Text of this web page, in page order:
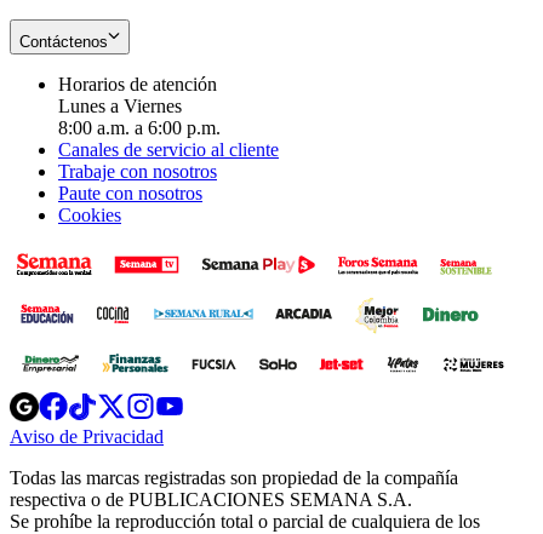
Contáctenos
Horarios de atención
Lunes a Viernes
8:00 a.m. a 6:00 p.m.
Canales de servicio al cliente
Trabaje con nosotros
Paute con nosotros
Cookies
Opens
in
new
Opens
in
new
Opens
in
new
window
Opens
new
windowwindow
Aviso de Privacidad
new
window
Todas las marcas registradas son propiedad de la compañía
respectiva o de PUBLICACIONES SEMANA S.A.
Se prohíbe la reproducción total o parcial de cualquiera de los